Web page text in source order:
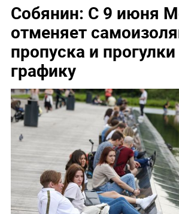
Собянин: С 9 июня
отменяет
пропуска и
графику